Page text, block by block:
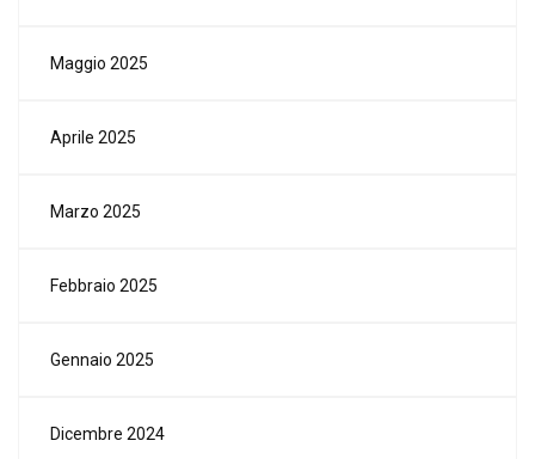
Maggio 2025
Aprile 2025
Marzo 2025
Febbraio 2025
Gennaio 2025
Dicembre 2024